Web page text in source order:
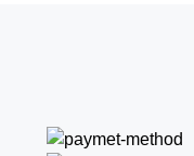
pozostałe